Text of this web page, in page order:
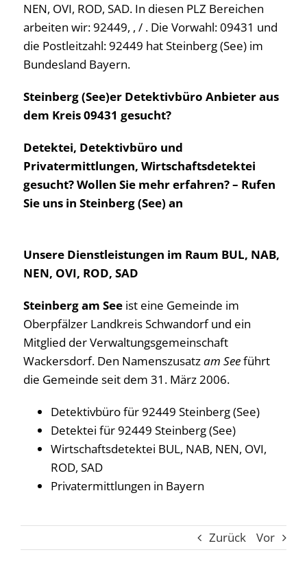
NEN, OVI, ROD, SAD. In diesen PLZ Bereichen
arbeiten wir: 92449, , / . Die Vorwahl: 09431 und
die Postleitzahl: 92449 hat Steinberg (See) im
Bundesland Bayern.
Steinberg (See)er Detektivbüro Anbieter aus
dem Kreis 09431 gesucht?
Detektei, Detektivbüro und
Privatermittlungen, Wirtschaftsdetektei
gesucht? Wollen Sie mehr erfahren? – Rufen
Sie uns in Steinberg (See) an
Unsere Dienstleistungen im Raum BUL, NAB,
NEN, OVI, ROD, SAD
Steinberg am See ist eine Gemeinde im
Oberpfälzer Landkreis Schwandorf und ein
Mitglied der Verwaltungsgemeinschaft
Wackersdorf. Den Namenszusatzam Seeführt
die Gemeinde seit dem 31. März 2006.
Detektivbüro für 92449 Steinberg (See)
Detektei für 92449 Steinberg (See)
Wirtschaftsdetektei BUL, NAB, NEN, OVI,
ROD, SAD
Privatermittlungen in Bayern
Zurück Vor